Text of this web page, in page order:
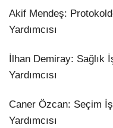
​Akif Mendeş:
Yardımcısı
​İlhan Demiray: Sağlık
Yardımcısı
​Caner Özcan: Seçim
Yardımcısı